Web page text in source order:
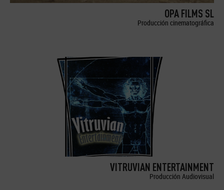
OPA FILMS SL
Producción cinematográfica
VITRUVIAN ENTERTAINMENT
Producción Audiovisual